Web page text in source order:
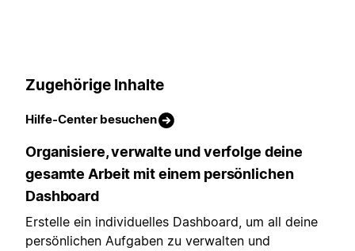
Zugehörige Inhalte
Hilfe-Center besuchen
Organisiere, verwalte und verfolge deine
gesamte Arbeit mit einem persönlichen
Dashboard
Erstelle ein individuelles Dashboard, um all deine
persönlichen Aufgaben zu verwalten und